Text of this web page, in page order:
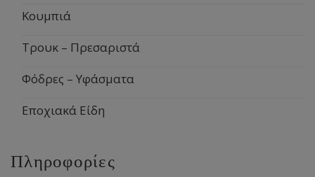
Κουμπιά
Τρουκ – Πρεσαριστά
Φόδρες – Υφάσματα
Εποχιακά Είδη
Πληροφορίες